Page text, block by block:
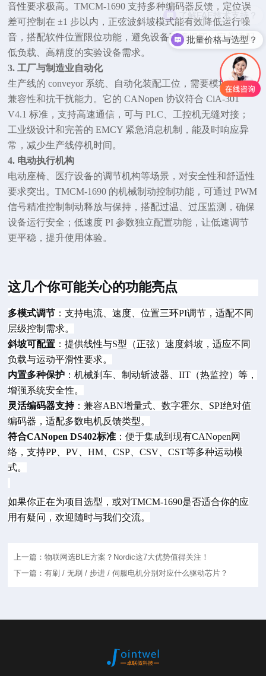
音性要求极高。TMCM-1690 支持多种编码器反馈，定位误
差可控制在 ±1 步以内，正弦波斜坡模式能有效降低运行噪
音，搭配软件位置限位功能，避免设备碰撞损坏，完美适配
低负载、高精度的实验设备需求。
3. 工厂与制造业自动化
生产线的 conveyor 系统、自动化装配工位，需要模块具备高
兼容性和抗干扰能力。它的 CANopen 协议符合 CiA-301
V4.1 标准，支持高速通信，可与 PLC、工控机无缝对接；
工业级设计和完善的 EMCY 紧急消息机制，能及时响应异
常，减少生产线停机时间。
4. 电动执行机构
电动座椅、医疗设备的调节机构等场景，对安全性和舒适性
要求突出。TMCM-1690 的机械制动控制功能，可通过 PWM
信号精准控制制动释放与保持，搭配过温、过压监测，确保
设备运行安全；低速度 PI 参数独立配置功能，让低速调节
更平稳，提升使用体验。
这几个你可能关心的功能亮点
多模式调节 ：支持电流、速度、位置三环PI调节，适配不同
层级控制需求。
斜坡可配置 ：提供线性与S型（正弦）速度斜坡，适应不同
负载与运动平滑性要求。
内置多种保护 ：机械刹车、制动斩波器、IIT（热监控）等，
增强系统安全性。
灵活编码器支持 ：兼容ABN增量式、数字霍尔、SPI绝对值
编码器，适配多数电机反馈类型。
符合CANopen DS402标准 ：便于集成到现有CANopen网
络，支持PP、PV、HM、CSP、CSV、CST等多种运动模
式。
如果你正在为项目选型，或对TMCM-1690是否适合你的应
用有疑问，欢迎随时与我们交流。
上一篇：物联网选BLE方案？Nordic这7大优势值得关注！
下一篇：有刷 / 无刷 / 步进 / 伺服电机分别对应什么驱动芯片？
了解FAE技术支持？
批量价格与选型？